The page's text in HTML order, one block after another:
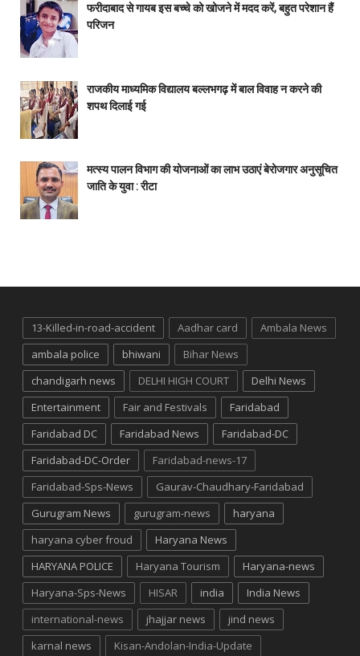
फरीदाबाद से गायब इस बच्चे को खोजने में मदद करें, बहुत परेशान हैं
परिजन
राजकीय माध्यमिक विद्यालय बल्लभगढ़ में बाल विवाह न करने की
शपथ दिलाई गई
मत्स्य पालन विभाग की योजनाओं का लाभ उठाएं बेरोजगार अनुसूचित
जाति के युवा : रीटा
13-Killed-in-road-accident Aadhar card
Ambala News
ambala police
bhiwani
Bihar News
chandigarh news
DELHI HIGH COURT
Delhi News
Entertainment
Fair and Festivals
Faridabad
Faridabad DC
Faridabad News
Faridabad-DC
Faridabad-DC-Order
Faridabad-news-17
Faridabad-Sps-News
Gaurav-Chaudhary-Faridabad
Gurugram News
gurugram-news
haryana
haryana cyber froud
Haryana News
HARYANA POLICE
Haryana Tourism
Haryana-news
Haryana-Sps-News
HISAR india
India News
international-news
jhajjar news
jind news
karnal news
Kisan-Andolan-India-Update